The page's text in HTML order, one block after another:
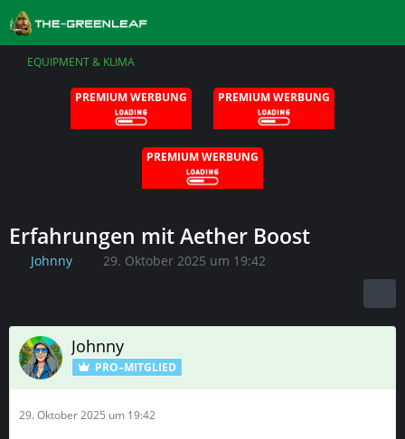
EQUIPMENT & KLIMA
PREMIUM WERBUNG PREMIUM WERBUNG
PREMIUM WERBUNG
Erfahrungen mit Aether Boost
Johnny 29. Oktober 2025 um 19:42
Johnny
PRO–MITGLIED
29. Oktober 2025 um 19:42